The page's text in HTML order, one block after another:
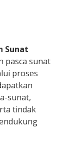
Sunat
pasca sunat
proses
sunat,
tindak